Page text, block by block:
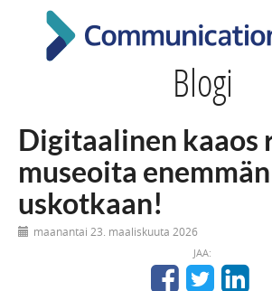
Blogi
Digitaalinen kaaos
museoita
uskotkaan!
maanantai 23. maaliskuuta 2026
JAA: